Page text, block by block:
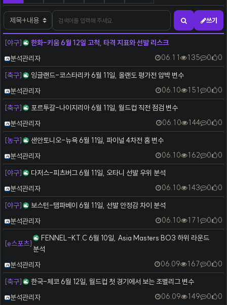
검색대상 검색어
검색하기쓰기
[야구]
한화-키움 6월 12일 고척, 타격 지표와 선발 리스크
등록자
분석관리자 06.11 135 0
0
[축구]
잉글랜드-코스타리카 6월 11일, 올랜도 평가전 압박 변수
등록자
분석관리자 06.10 151 0
0
[축구]
포르투갈-나이지리아 6월 11일, 월드컵 직전 점검 변수
등록자
분석관리자 06.10 144 0
0
[농구]
샌안토니오-뉴욕 6월 11일, 파이널 4차전 홈 변수
등록자
분석관리자 06.10 162 0
0
[야구]
다저스-피츠버그 6월 11일, 오타니 선발 우위 분석
등록자
분석관리자 06.10 143 0
0
[야구]
보스턴-탬파베이 6월 11일, 선발 안정감 차이 분석
등록자
분석관리자 06.10 171 0 0
[e스포츠]
FENNEL-KT.C 6월 10일, Asia Masters BO3 하위 라운드
분석
등록자
분석관리자 06.09 167 0
0
[축구]
한국-체코 6월 12일, 월드컵 첫 경기에서 보는 조별리그 변수
등록자
분석관리자 06.09 149 0
0